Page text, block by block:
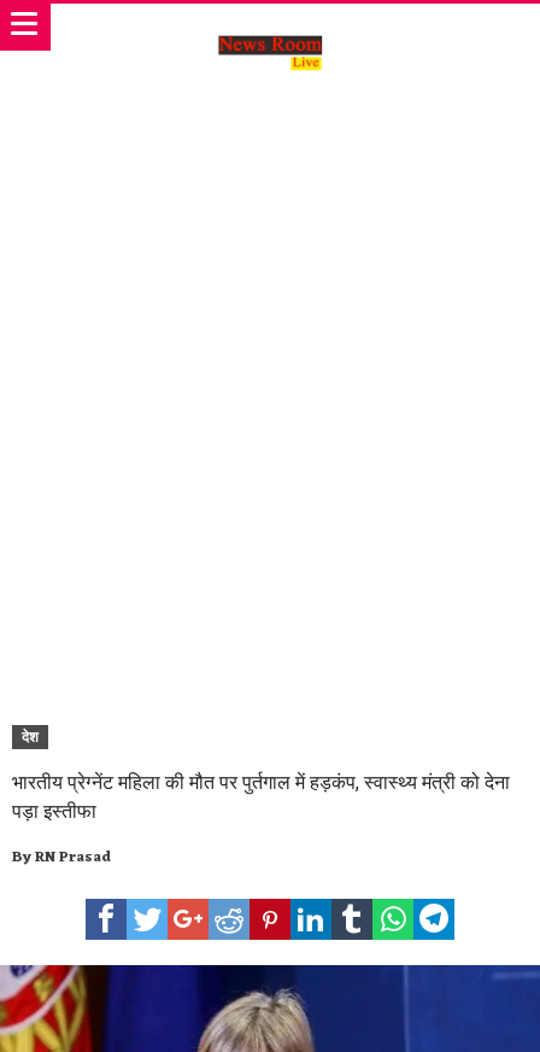
देश
भारतीय प्रेग्नेंट महिला की मौत पर पुर्तगाल में हड़कंप, स्वास्थ्य मंत्री को देना
पड़ा इस्तीफा
ByRN Prasad